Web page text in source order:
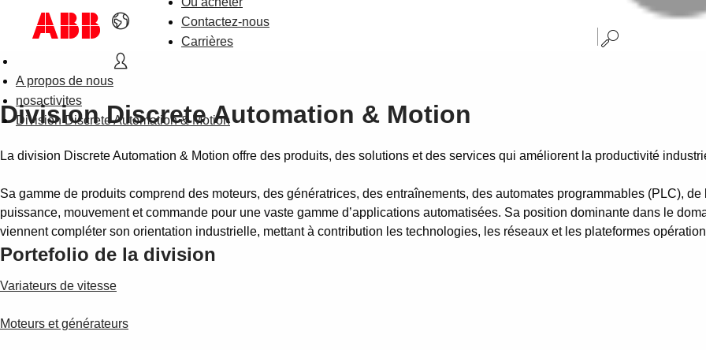
Contactez-nous
Carrières
A propos de nous
nosactivites
Division Discrete Automation & Motion
Division Discrete Automation & Motion
La division Discrete Automation & Motion offre des produits, des solutions et des services qui améliorent la productivité
Sa gamme de produits comprend des moteurs, des génératrices, des entraînements, des automates programmables (PLC),
puissance, mouvement et commande pour une vaste gamme d’applications automatisées. Sa position dominante dans le
viennent compléter son orientation industrielle, mettant à contribution les technologies, les réseaux et les plateformes
Portefolio de la division
Variateurs de vitesse
Moteurs et générateurs